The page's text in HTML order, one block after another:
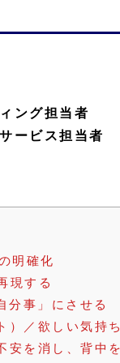
ング担当者
ービス担当者
明確化
現する
事」にさせる
／欲しい気持
を消し、背中